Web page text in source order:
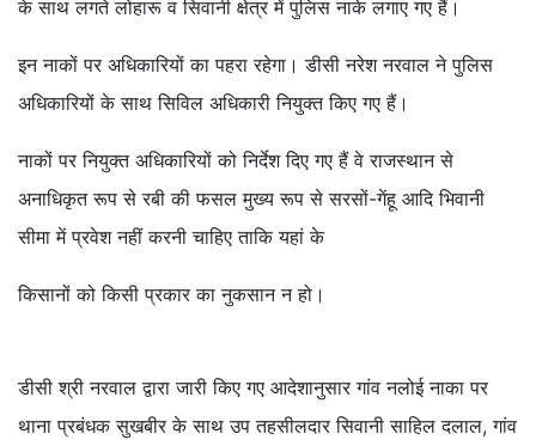
के साथ लगते लोहारू व सिवानी क्षेत्र में पुलिस नाके लगाए गए हैं।
इन नाकों पर अधिकारियों का पहरा रहेगा। डीसी नरेश नरवाल ने पुलिस
अधिकारियों के साथ सिविल अधिकारी नियुक्त किए गए हैं।
नाकों पर नियुक्त अधिकारियों को निर्देश दिए गए हैं वे राजस्थान से
अनाधिकृत रूप से रबी की फसल मुख्य रूप से सरसों-गेंहू आदि भिवानी
सीमा में प्रवेश नहीं करनी चाहिए ताकि यहां के
किसानों को किसी प्रकार का नुकसान न हो।
डीसी श्री नरवाल द्वारा जारी किए गए आदेशानुसार गांव नलोई नाका पर
थाना प्रबंधक सुखबीर के साथ उप तहसीलदार सिवानी साहिल दलाल, गांव